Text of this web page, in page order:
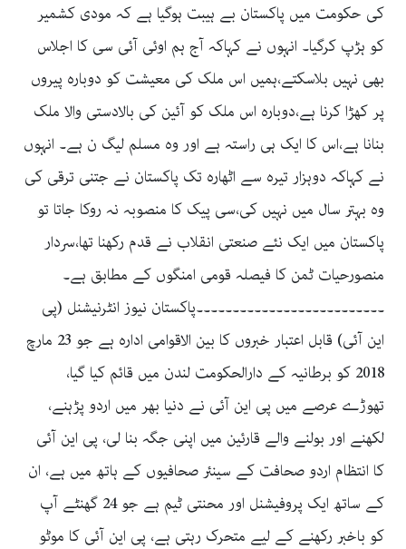
کی حکومت میں پاکستان بے ہیبت ہوگیا ہے کہ مودی کشمیر
کو ہڑپ کرگیا۔ انہوں نے کہاکہ آج ہم اوئی آئی سی کا اجلاس
بھی نہیں بلاسکتے،ہمیں اس ملک کی معیشت کو دوبارہ پیروں
پر کھڑا کرنا ہے،دوبارہ اس ملک کو آئین کی بالادستی والا ملک
بنانا ہے،اس کا ایک ہی راستہ ہے اور وہ مسلم لیگ ن ہے۔ انہوں
نے کہاکہ دوہزار تیرہ سے اٹھارہ تک پاکستان نے جتنی ترقی کی
وہ بہتر سال میں نہیں کی،سی پیک کا منصوبہ نہ روکا جاتا تو
پاکستان میں ایک نئے صنعتی انقلاب نے قدم رکھنا تھا،سردار
منصورحیات ٹمن کا فیصلہ قومی امنگوں کے مطابق ہے۔
۔۔۔۔۔۔۔۔۔۔۔۔۔۔۔۔۔۔۔۔۔۔۔۔۔۔پاکستان نیوز انٹرنیشنل (پی
این آئی) قابل اعتبار خبروں کا بین الاقوامی ادارہ ہے جو 23 مارچ
2018 کو برطانیہ کے دارالحکومت لندن میں قائم کیا گیا،
تھوڑے عرصے میں پی این آئی نے دنیا بھر میں اردو پڑہنے،
لکھنے اور بولنے والے قارئین میں اپنی جگہ بنا لی، پی این آئی
کا انتظام اردو صحافت کے سینئر صحافیوں کے ہاتھ میں ہے، ان
کے ساتھ ایک پروفیشنل اور محنتی ٹیم ہے جو 24 گھنٹے آپ
کو باخبر رکھنے کے لیے متحرک رہتی ہے، پی این آئی کا موٹو